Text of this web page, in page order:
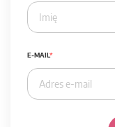
E-MAIL